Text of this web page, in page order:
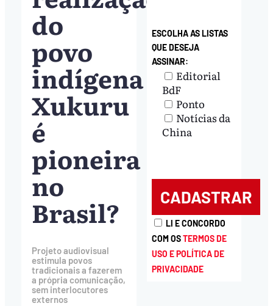
do
povo
indígena
Xukuru
é
pioneira
no
Brasil?
Projeto audiovisual
estimula povos
tradicionais a fazerem
a própria comunicação,
sem interlocutores
externos
ESCOLHA AS LISTAS
QUE DESEJA
ASSINAR:
Editorial
BdF
Ponto
Notícias da
China
LI E CONCORDO
COM OSTERMOS DE
USO E POLÍTICA DE
PRIVACIDADE